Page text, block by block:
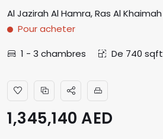
Al Jazirah Al Hamra,Ras Al Khaimah
Pouracheter
1 - 3 chambres De 740 sqft
1,345,140 AED